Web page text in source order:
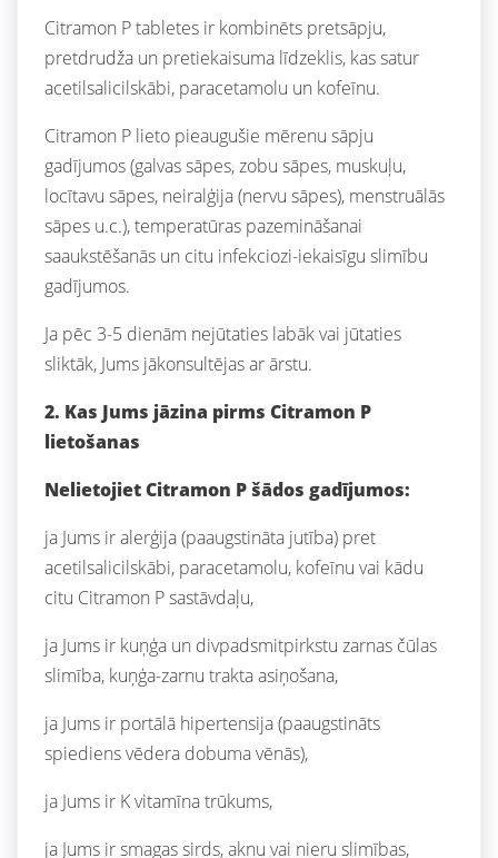
Citramon P tabletes ir kombinēts pretsāpju,
pretdrudža un pretiekaisuma līdzeklis, kas satur
acetilsalicilskābi, paracetamolu un kofeīnu.
Citramon P lieto pieaugušie mērenu sāpju
gadījumos (galvas sāpes, zobu sāpes, muskuļu,
locītavu sāpes, neiralģija (nervu sāpes), menstruālās
sāpes u.c.), temperatūras pazemināšanai
saaukstēšanās un citu infekciozi-iekaisīgu slimību
gadījumos.
Ja pēc 3-5 dienām nejūtaties labāk vai jūtaties
sliktāk, Jums jākonsultējas ar ārstu.
2. Kas Jums jāzina pirms Citramon P
lietošanas
Nelietojiet Citramon P šādos gadījumos:
ja Jums ir alerģija (paaugstināta jutība) pret
acetilsalicilskābi, paracetamolu, kofeīnu vai kādu
citu Citramon P sastāvdaļu,
ja Jums ir kuņģa un divpadsmitpirkstu zarnas čūlas
slimība, kuņģa-zarnu trakta asiņošana,
ja Jums ir portālā hipertensija (paaugstināts
spiediens vēdera dobuma vēnās),
ja Jums ir K vitamīna trūkums,
ja Jums ir smagas sirds, aknu vai nieru slimības,